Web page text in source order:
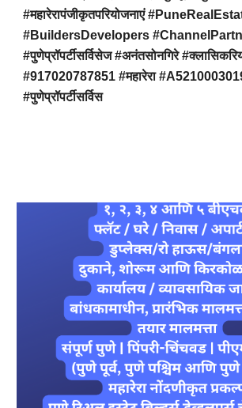
#महारेरापंजीकृतपरियोजनाएं
#BuildersDevelopers
#पुणेप्रॉपर्टीसर्विसेज #अनंतसोनगिरे
#917020787851 #महारेरा
#पुणेप्रॉपर्टीसर्विस